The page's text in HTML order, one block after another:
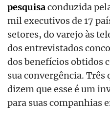
pesquisaconduzida
mil executivos de 17
setores, do varejo às
dos entrevistados
dos benefícios obtidos
sua convergência.
dizem que esse é um
para suas companhias